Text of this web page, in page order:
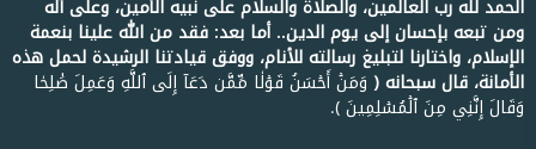
الحمد لله رب العالمين، والصلاة والسلام على نبيه الأمين، وعلى آله
ومن تبعه بإحسان إلى يوم الدين.. أما بعد: فقد من الله علينا بنعمة
الإسلام، واختارنا لتبليغ رسالته للأنام، ووفق قيادتنا الرشيدة لحمل هذه
الأمانة، قال سبحانه ﴿ وَمَنۡ أَحۡسَنُ قَوۡلٗا مِّمَّن دَعَآ إِلَى ٱللَّهِ وَعَمِلَ صَٰلِحٗا
وَقَالَ إِنَّنِي مِنَ ٱلۡمُسۡلِمِينَ ﴾.